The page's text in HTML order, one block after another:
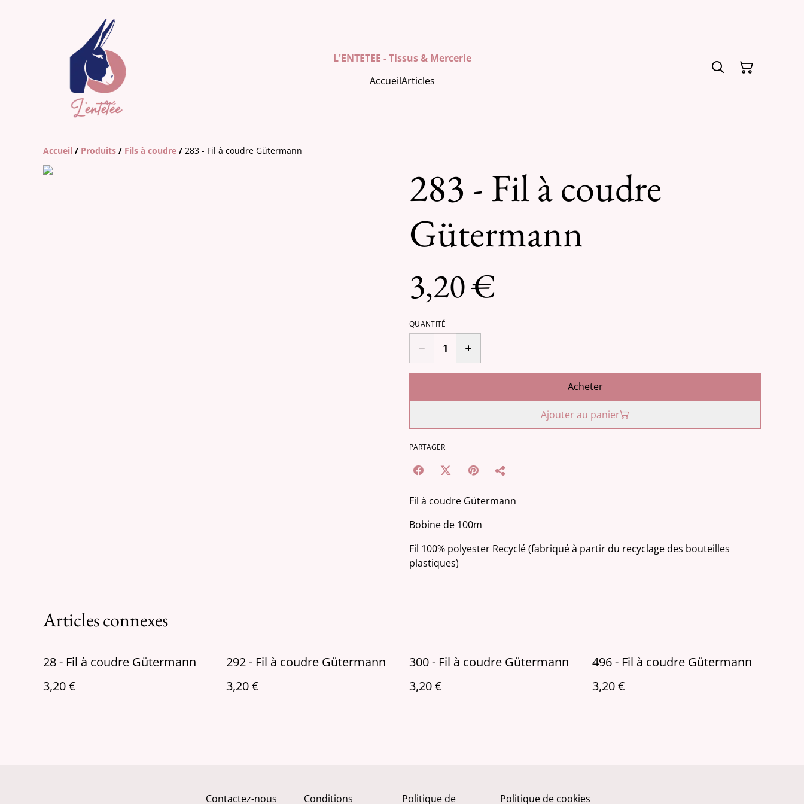
L'ENTETEE - Tissus & Mercerie
AccueilArticles
Accueil / Produits / Fils à coudre / 283 - Fil à coudre Gütermann
283 - Fil à coudre
Gütermann
3,20 €
QUANTITÉ
Acheter
Ajouter au panier
PARTAGER
Fil à coudre Gütermann
Bobine de 100m
Fil 100% polyester Recyclé (fabriqué à partir du recyclage des bouteilles
plastiques)
Articles connexes
28 - Fil à coudre Gütermann
3,20 €
292 - Fil à coudre Gütermann
3,20 €
300 - Fil à coudre Gütermann
3,20 €
496 - Fil à coudre Gütermann
3,20 €
Contactez-nous Conditions
Politique de
Politique de cookies